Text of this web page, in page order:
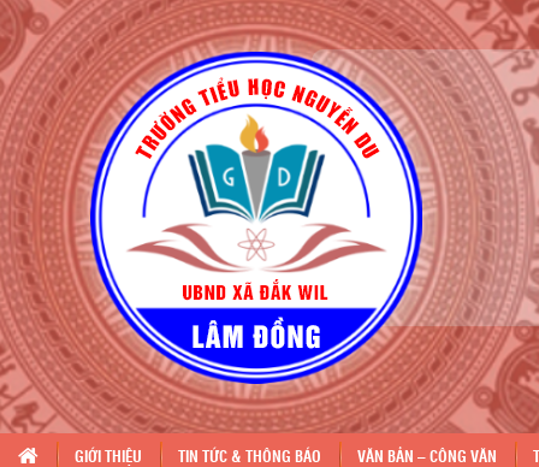
GIỚI THIỆU TIN TỨC & THÔNG BÁO VĂN BẢN – CÔNG VĂN